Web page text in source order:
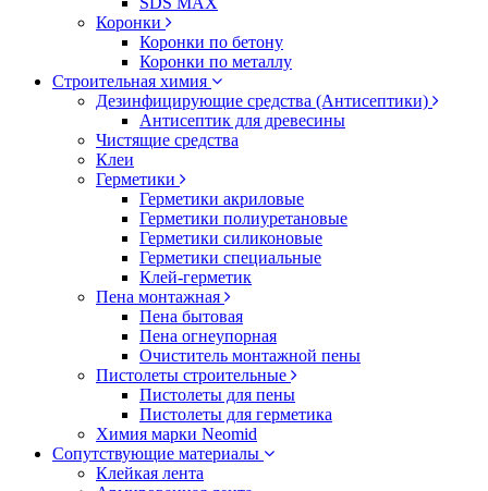
Коронки
Коронки по бетону
Коронки по металлу
Строительная химия
Дезинфицирующие средства (Антисептики)
Антисептик для древесины
Чистящие средства
Клеи
Герметики
Герметики акриловые
Герметики полиуретановые
Герметики силиконовые
Герметики специальные
Клей-герметик
Пена монтажная
Пена бытовая
Пена огнеупорная
Очиститель монтажной пены
Пистолеты строительные
Пистолеты для пены
Пистолеты для герметика
Химия марки Neomid
Сопутствующие материалы
Клейкая лента